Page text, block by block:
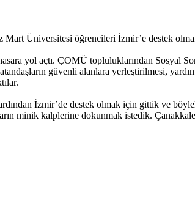
Üniversitesi öğrencileri İzmir’e destek
yol açtı. ÇOMÜ topluluklarından Sosyal
güvenli alanlara yerleştirilmesi,
İzmir’de destek olmak için gittik ve
minik kalplerine dokunmak istedik.